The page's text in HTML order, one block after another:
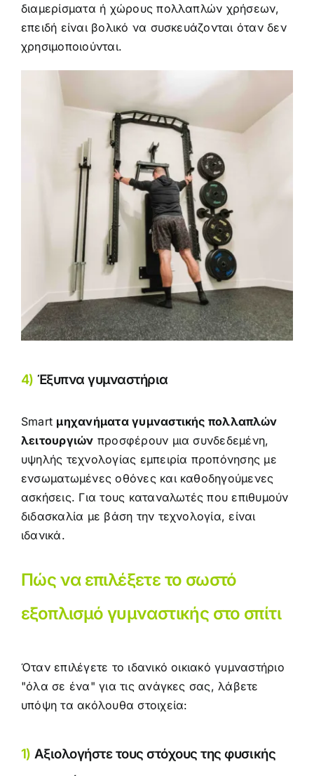
διαμερίσματα ή χώρους πολλαπλών χρήσεων,
επειδή είναι βολικό να συσκευάζονται όταν δεν
χρησιμοποιούνται.
4) Έξυπνα γυμναστήρια
Smart μηχανήματα γυμναστικής πολλαπλών
λειτουργιών προσφέρουν μια συνδεδεμένη,
υψηλής τεχνολογίας εμπειρία προπόνησης με
ενσωματωμένες οθόνες και καθοδηγούμενες
ασκήσεις. Για τους καταναλωτές που επιθυμούν
διδασκαλία με βάση την τεχνολογία, είναι
ιδανικά.
Πώς να επιλέξετε το σωστό
εξοπλισμό γυμναστικής στο σπίτι
Όταν επιλέγετε το ιδανικό οικιακό γυμναστήριο
"όλα σε ένα" για τις ανάγκες σας, λάβετε
υπόψη τα ακόλουθα στοιχεία:
1) Αξιολογήστε τους στόχους της φυσικής